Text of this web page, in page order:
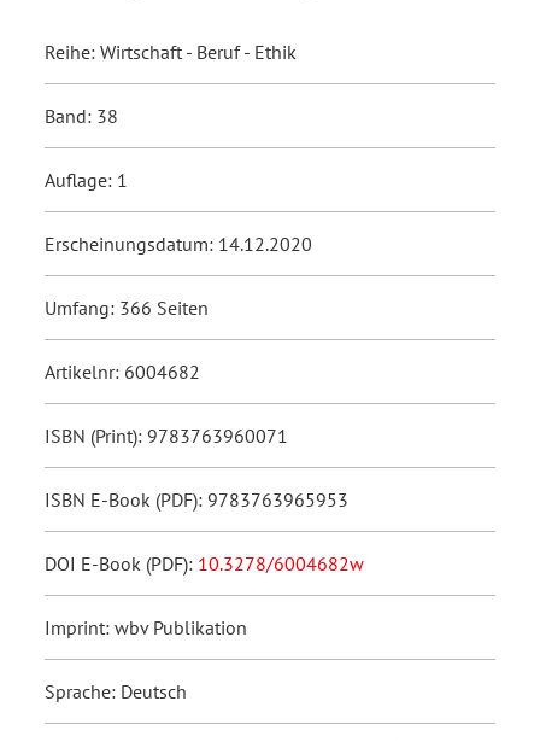
Reihe: Wirtschaft - Beruf - Ethik
Band: 38
Auflage: 1
Erscheinungsdatum: 14.12.2020
Umfang: 366 Seiten
Artikelnr: 6004682
ISBN (Print): 9783763960071
ISBN E-Book (PDF): 9783763965953
DOI E-Book (PDF): 10.3278/6004682w
Imprint: wbv Publikation
Sprache: Deutsch